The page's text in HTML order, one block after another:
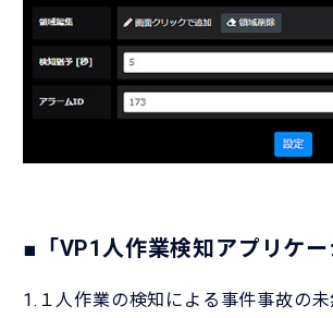
■「VP1人作業検知アプリケ
1.１人作業の検知による事件事故の